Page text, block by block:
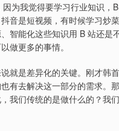
为我觉得要学习行业知识，
音是短视频，有时候学习炒
智能化这些知识用 B 站还是
做更多的事情。
就是差异化的关键。刚才韩
有去解决这一部分的需求。
我们传统的是做什么的？我